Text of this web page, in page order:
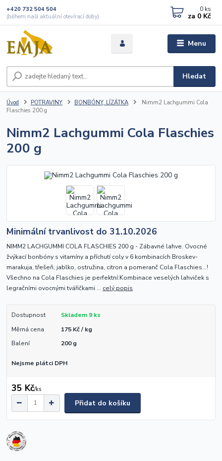
Menu
Hledat
+420 732 504 504
(během naší aktuální otevírací doby)
0 ks
za 0 Kč
Úvod POTRAVINY BONBÓNY, LÍZÁTKA
Nimm2 Lachgummi Cola
Flaschies 200 g
Nimm2 Lachgummi Cola Flaschies
200 g
Minimální trvanlivost do 31.10.2026
NIMM2 LACHGUMMI COLA FLASCHIES 200 g - Zábavné lahve. Ovocné
žvýkací bonbóny s vitamíny a příchutí coly v 6 kombinacích Broskev-
marakuja, třešeň, jablko, ostružina, citron a pomeranč Cola Flaschies…!
Všechno na Cola Flaschies je perfektní:Kombinace veselých lahviček s
legračními ovocnými tvářičkami ... celý popis
Dostupnost
Skladem 9 ks
Měrná cena
175 Kč / kg
Balení
200 g
Nejsme plátci DPH
35 Kč/ks
Přidat do košíku